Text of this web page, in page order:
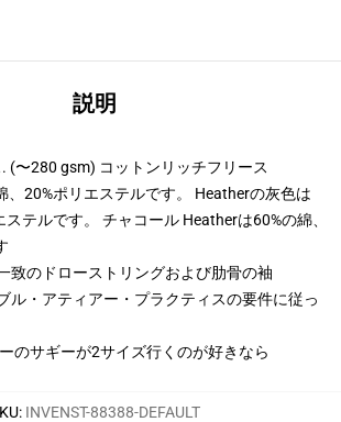
説明
(〜280 gsm) コットンリッチフリース
、20%ポリエステルです。 Heatherの灰色は
テルです。 チャコール Heatherは60%の綿、
致のドローストリングおよび肋骨の袖
ル・アティアー・プラクティスの要件に従っ
のサギーが2サイズ行くのが好きなら
: INVENST-88388-DEFAULT